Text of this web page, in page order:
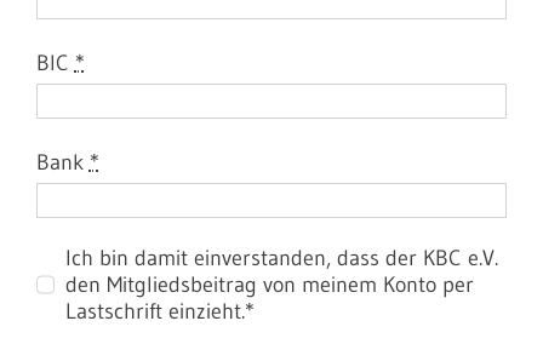
BIC *
Bank *
Ich bin damit einverstanden, dass der KBC e.V.
den Mitgliedsbeitrag von meinem Konto per
Lastschrift einzieht.*